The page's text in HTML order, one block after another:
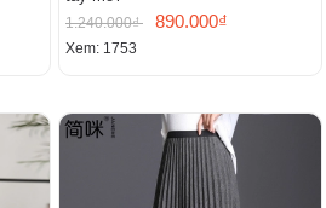
1.240.000₫ 890.000₫
Xem: 1753